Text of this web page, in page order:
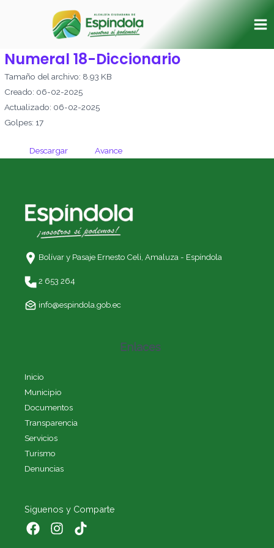
Numeral 18-Diccionario
Tamaño del archivo: 8.93 KB
Creado: 06-02-2025
Actualizado: 06-02-2025
Golpes: 17
Descargar Avance
Bolívar y Pasaje Ernesto Celi, Amaluza - Espíndola
2 653 264
info@espindola.gob.ec
Enlaces
Inicio
Municipio
Documentos
Transparencia
Servicios
Turismo
Denuncias
Siguenos y Comparte